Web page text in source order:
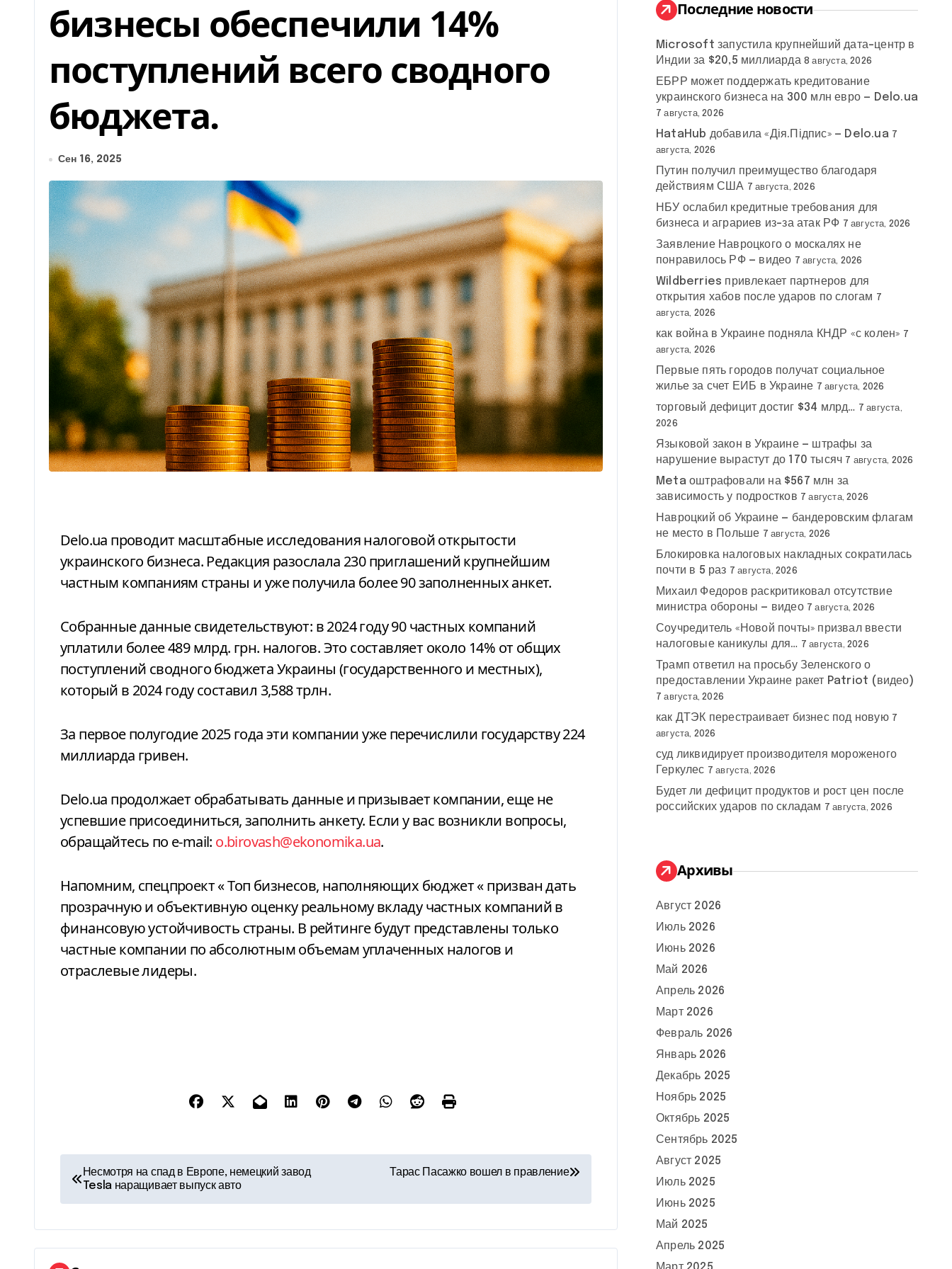
бизнесы обеспечили 14%
поступлений всего сводного
бюджета.
Сен 16, 2025
Delo.ua проводит масштабные исследования налоговой открытости
украинского бизнеса. Редакция разослала 230 приглашений крупнейшим
частным компаниям страны и уже получила более 90 заполненных анкет.
Собранные данные свидетельствуют: в 2024 году 90 частных компаний
уплатили более 489 млрд. грн. налогов. Это составляет около 14% от общих
поступлений сводного бюджета Украины (государственного и местных),
который в 2024 году составил 3,588 трлн.
За первое полугодие2025 года эти компании уже перечислили государству 224
миллиарда гривен.
Delo.ua продолжает обрабатывать данные и призывает компании, еще не
успевшие присоединиться, заполнить анкету. Если у вас возникли вопросы,
обращайтесь по e-mail: o.birovash@ekonomika.ua.
Напомним, спецпроект«Топ бизнесов, наполняющих бюджет«призван дать
прозрачную и объективную оценку реальному вкладу частных компаний в
финансовую устойчивость страны. В рейтинге будут представлены только
частные компании по абсолютным объемам уплаченных налогов и
отраслевые лидеры.
Н
а
в
и
Несмотря на спад в Европе, немецкий завод
Tesla наращивает выпуск авто
Тарас Пасажко вошел в правление
:
Последние новости
Microsoft запустила крупнейший дата-центр в
Индии за $20,5 миллиарда 8 августа, 2026
ЕБРР может поддержать кредитование
украинского бизнеса на 300 млн евро — Delo.ua
7 августа, 2026
HataHub добавила «Дія.Підпис» — Delo.ua 7
августа, 2026
Путин получил преимущество благодаря
действиям США 7 августа, 2026
НБУ ослабил кредитные требования для
бизнеса и аграриев из-за атак РФ 7 августа, 2026
Заявление Навроцкого о москалях не
понравилось РФ — видео 7 августа, 2026
Wildberries привлекает партнеров для
открытия хабов после ударов по слогам 7
августа, 2026
как война в Украине подняла КНДР «с колен» 7
августа, 2026
Первые пять городов получат социальное
жилье за счет ЕИБ в Украине 7 августа, 2026
торговый дефицит достиг $34 млрд… 7 августа,
2026
Языковой закон в Украине — штрафы за
нарушение вырастут до 170 тысяч 7 августа, 2026
Meta оштрафовали на $567 млн за
зависимость у подростков 7 августа, 2026
Навроцкий об Украине — бандеровским флагам
не место в Польше 7 августа, 2026
Блокировка налоговых накладных сократилась
почти в 5 раз 7 августа, 2026
Михаил Федоров раскритиковал отсутствие
министра обороны — видео 7 августа, 2026
Соучредитель «Новой почты» призвал ввести
налоговые каникулы для… 7 августа, 2026
Трамп ответил на просьбу Зеленского о
предоставлении Украине ракет Patriot (видео)
7 августа, 2026
как ДТЭК перестраивает бизнес под новую 7
августа, 2026
суд ликвидирует производителя мороженого
Геркулес 7 августа, 2026
Будет ли дефицит продуктов и рост цен после
российских ударов по складам 7 августа, 2026
Архивы
Август 2026
Июль 2026
Июнь 2026
Май 2026
Апрель 2026
Март 2026
Февраль 2026
Январь 2026
Декабрь 2025
Ноябрь 2025
Октябрь 2025
Сентябрь 2025
Август 2025
Июль 2025
Июнь 2025
Май 2025
Апрель 2025